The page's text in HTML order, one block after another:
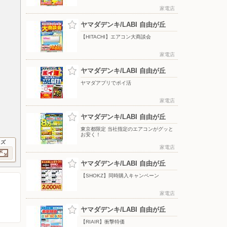
家電店
ヤマダデンキ/LABI 自由が丘
【HITACHI】エアコン大商談会
家電店
ヤマダデンキ/LABI 自由が丘
ヤマダアプリでポイ活
家電店
ヤマダデンキ/LABI 自由が丘
東京都限定 当社指定のエアコンがグッと
お安く！
家電店
ヤマダデンキ/LABI 自由が丘
【SHOKZ】同時購入キャンペーン
家電店
ヤマダデンキ/LABI 自由が丘
【RIAIR】衝撃特価